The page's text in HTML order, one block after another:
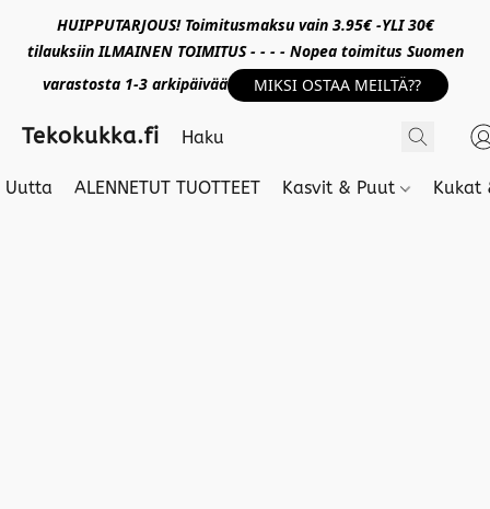
HUIPPUTARJOUS! Toimitusmaksu vain 3.95€ -YLI 30€
tilauksiin ILMAINEN TOIMITUS - - - - Nopea toimitus Suomen
varastosta 1-3 arkipäivää
MIKSI OSTAA MEILTÄ??
Tekokukka.fi
Uutta ALENNETUT TUOTTEET Kasvit & Puut Kukat